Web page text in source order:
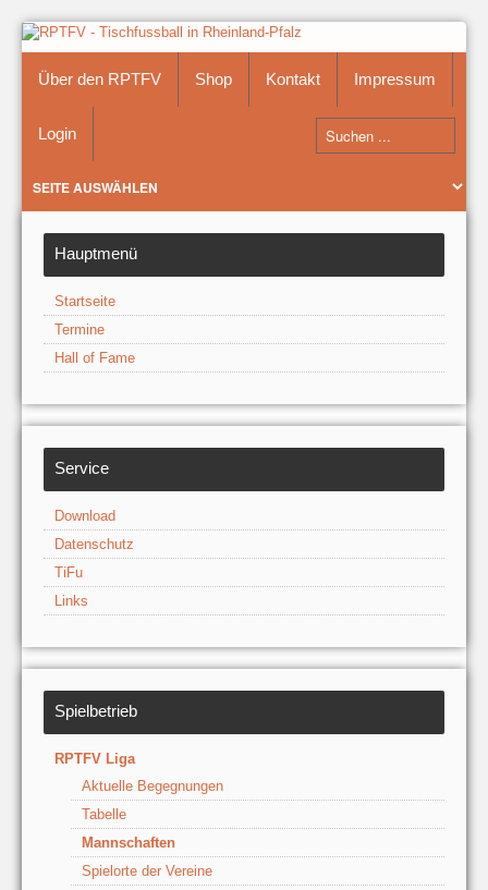
Über den RPTFV Shop Kontakt Impressum
Login
Hauptmenü
Startseite
Termine
Hall of Fame
Service
Download
Datenschutz
TiFu
Links
Spielbetrieb
RPTFV Liga
Aktuelle Begegnungen
Tabelle
Mannschaften
Spielorte der Vereine